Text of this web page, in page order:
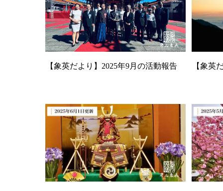
【象英だより】2025年9月の活動報告 【象英